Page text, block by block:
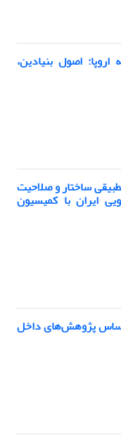
اصول بنیادین،
ساختار و صلاحیت
ایران با کمیسیون
پژوهش‌های داخل